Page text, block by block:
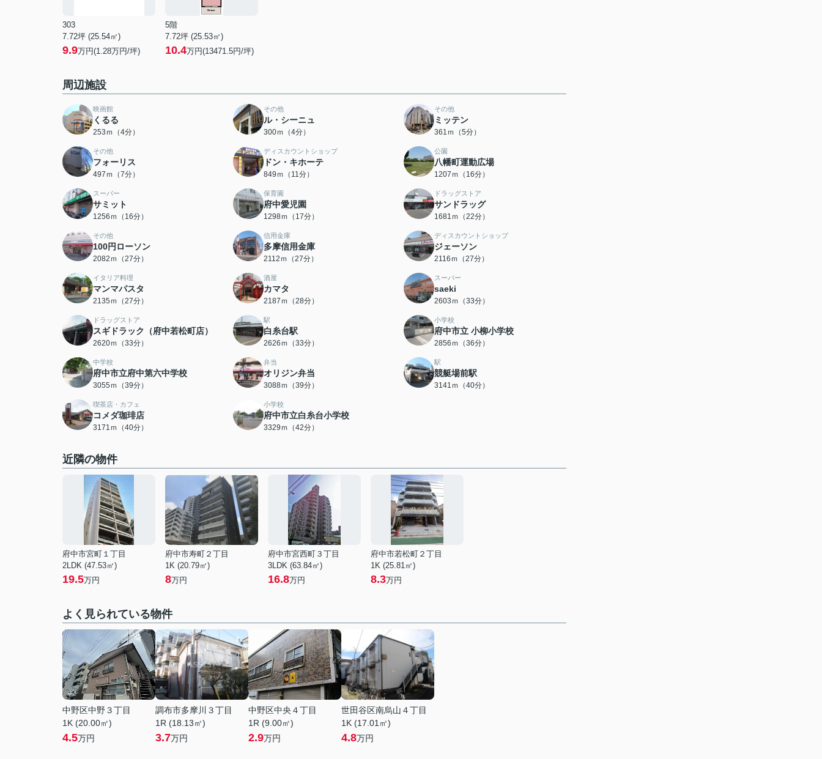
303
7.72坪 (25.54㎡)
9.9万円(1.28万円/坪)
5階
7.72坪 (25.53㎡)
10.4万円(13471.5円/坪)
周辺施設
映画館
くるる
253ｍ（4分）
その他
ル・シーニュ
300ｍ（4分）
その他
ミッテン
361ｍ（5分）
その他
フォーリス
497ｍ（7分）
ディスカウントショップ
ドン・キホーテ
849ｍ（11分）
公園
八幡町運動広場
1207ｍ（16分）
スーパー
サミット
1256ｍ（16分）
保育園
府中愛児園
1298ｍ（17分）
ドラッグストア
サンドラッグ
1681ｍ（22分）
その他
100円ローソン
2082ｍ（27分）
信用金庫
多摩信用金庫
2112ｍ（27分）
ディスカウントショップ
ジェーソン
2116ｍ（27分）
イタリア料理
マンマパスタ
2135ｍ（27分）
酒屋
カマタ
2187ｍ（28分）
スーパー
saeki
2603ｍ（33分）
ドラッグストア
スギドラック（府中若松町店）
2620ｍ（33分）
駅
白糸台駅
2626ｍ（33分）
小学校
府中市立 小柳小学校
2856ｍ（36分）
中学校
府中市立府中第六中学校
3055ｍ（39分）
弁当
オリジン弁当
3088ｍ（39分）
駅
競艇場前駅
3141ｍ（40分）
喫茶店・カフェ
コメダ珈琲店
3171ｍ（40分）
小学校
府中市立白糸台小学校
3329ｍ（42分）
近隣の物件
府中市宮町１丁目
2LDK (47.53㎡)
19.5万円
府中市寿町２丁目
1K (20.79㎡)
8万円
府中市宮西町３丁目
3LDK (63.84㎡)
16.8万円
府中市若松町２丁目
1K (25.81㎡)
8.3万円
よく見られている物件
中野区中野３丁目
1K (20.00㎡)
4.5万円
調布市多摩川３丁目
1R (18.13㎡)
3.7万円
中野区中央４丁目
1R (9.00㎡)
2.9万円
世田谷区南烏山４丁目
1K (17.01㎡)
4.8万円